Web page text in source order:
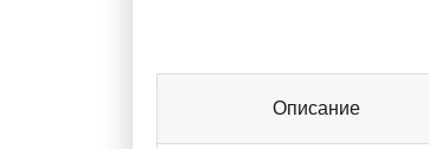
Описание